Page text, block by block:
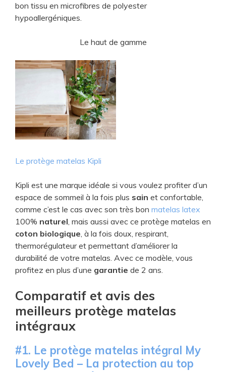
bon tissu en microfibres de polyester
hypoallergéniques.
Le haut de gamme
Le protège matelas Kipli
Kipli est une marque idéale si vous voulez profiter d’un
espace de sommeil à la fois plus sain et confortable,
comme c’est le cas avec son très bon matelas latex
100% naturel , mais aussi avec ce protège matelas en
coton biologique , à la fois doux, respirant,
thermorégulateur et permettant d’améliorer la
durabilité de votre matelas. Avec ce modèle, vous
profitez en plus d’une garantie de 2 ans.
Comparatif et avis des
meilleurs protège matelas
intégraux
#1. Le protège matelas intégral My
Lovely Bed – La protection au top